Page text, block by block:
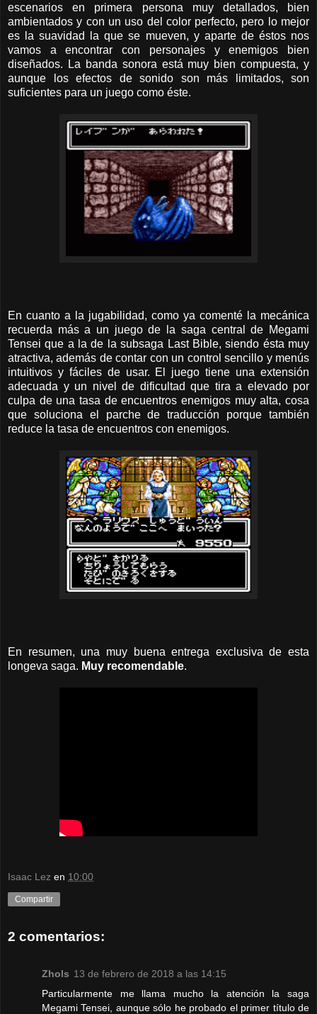
escenarios en primera persona muy detallados, bien
ambientados y con un uso del color perfecto, pero lo mejor
es la suavidad la que se mueven, y aparte de éstos nos
vamos a encontrar con personajes y enemigos bien
diseñados. La banda sonora está muy bien compuesta, y
aunque los efectos de sonido son más limitados, son
suficientes para un juego como éste.
En cuanto a la jugabilidad, como ya comenté la mecánica
recuerda más a un juego de la saga central de Megami
Tensei que a la de la subsaga Last Bible, siendo ésta muy
atractiva, además de contar con un control sencillo y menús
intuitivos y fáciles de usar. El juego tiene una extensión
adecuada y un nivel de dificultad que tira a elevado por
culpa de una tasa de encuentros enemigos muy alta, cosa
que soluciona el parche de traducción porque también
reduce la tasa de encuentros con enemigos.
En resumen, una muy buena entrega exclusiva de esta
longeva saga. Muy recomendable.
Isaac Lez en 10:00
Compartir
2 comentarios:
Zhols 13 de febrero de 2018 a las 14:15
Particularmente me llama mucho la atención la saga
Megami Tensei, aunque sólo he probado el primer título de